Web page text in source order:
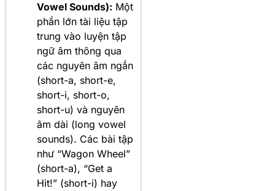
Vowel Sounds): Một
phần lớn tài liệu tập
trung vào luyện tập
ngữ âm thông qua
các nguyên âm ngắn
(short-a, short-e,
short-i, short-o,
short-u) và nguyên
âm dài (long vowel
sounds). Các bài tập
như “Wagon Wheel”
(short-a), “Get a
Hit!” (short-i) hay